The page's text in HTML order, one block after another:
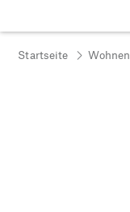
Startseite Wohnen